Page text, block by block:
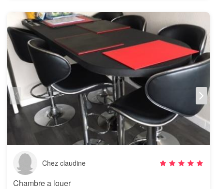
Chez claudine
Chambre a louer